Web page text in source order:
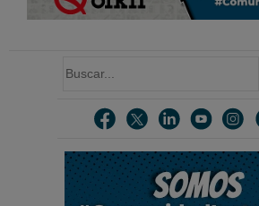
u
r
.